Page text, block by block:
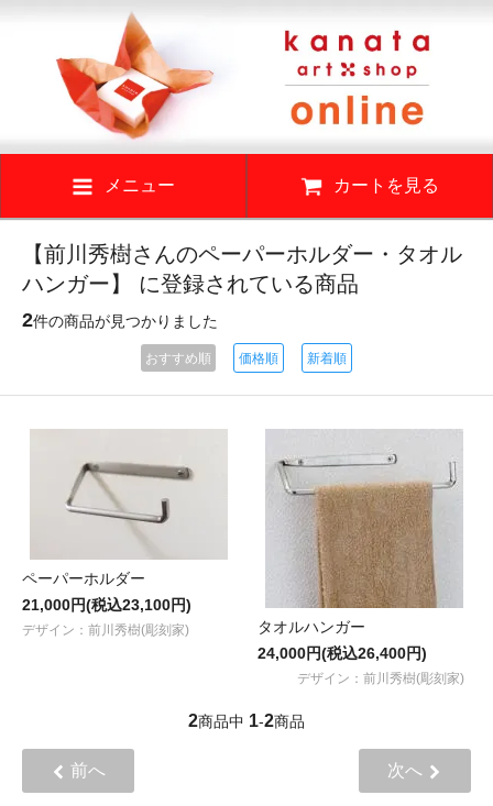
メニュー カートを見る
【前川秀樹さんのペーパーホルダー・タオル
ハンガー】 に登録されている商品
2件の商品が見つかりました
おすすめ順 価格順 新着順
ペーパーホルダー
21,000円(税込23,100円)
デザイン：前川秀樹(彫刻家)
タオルハンガー
24,000円(税込26,400円)
デザイン：前川秀樹(彫刻家)
2商品中 1-2商品
前へ 次へ